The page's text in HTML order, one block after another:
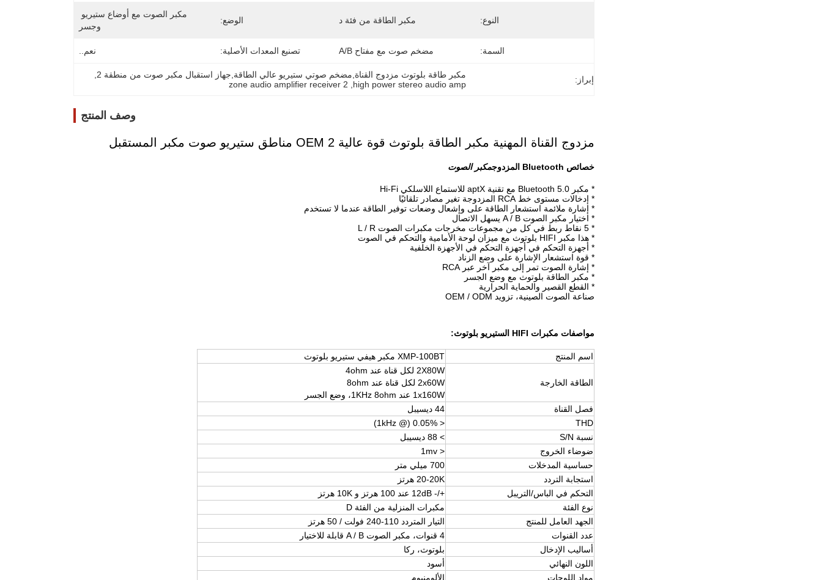
النوع: مكبر الطاقة من فئة د الوضع:
وجسر
السمة: مضخم صوت مع مفتاح A/B تصنيع المعدات الأصلية: نعم..
إبراز: مكبر طاقة بلوتوث مزدوج القناة,مضخم صوتي ستيريو عالي الطاقة,جهاز استقبال مكبر صوت من منطقة 2
high power stereo audio amp
2 zone audio amplifier receiver
وصف المنتج
مزدوج القناة المهنية مكبر الطاقة بلوتوث قوة عالية OEM 2 مناطق ستيريو صوت مكبر المستقبل
خصائص Bluetooth المزدوج مكبر الصوت
* مكبر Bluetooth 5.0 مع تقنية aptX للاستماع اللاسلكي Hi-Fi
* إدخالات مستوى خط RCA المزدوجة تغير مصادر تلقائيًا
* إشارة ملائمة استشعار الطاقة على وإشعال وضعات توفير الطاقة عندما لا تستخدم
* اختيار مكبر الصوت A / B يسهل الاتصال
* 5 نقاط ربط في كل من مجموعات مخرجات مكبرات الصوت L / R
* هذا مكبر HIFI بلوتوث مع ميزان لوحة الأمامية والتحكم في الصوت
* أجهزة التحكم في أجهزة التحكم في الأجهزة الخلفية
* قوة استشعار الإشارة على وضع الزناد
* إشارة الصوت تمر إلى مكبر آخر عبر RCA
* مكبر الطاقة بلوتوث مع وضع الجسر
* القطع القصير والحماية الحرارية
صناعة الصوت الصينية، تزويد OEM / ODM
مواصفات مكبرات HIFI الستيريو بلوتوث:
اسم المنتج XMP-100BT مكبر هيفي ستيريو بلوتوث
الطاقة الخارجة
2X80W لكل قناة عند 4ohm
2x60W لكل قناة عند 8ohm
1x160W عند 1KHz 8ohm، وضع الجسر
فصل القناة
44 ديسيبل
THD
< 0.05% (@ 1kHz)
نسبة S/N
> 88 ديسيبل
ضوضاء الخروج
< 1mv
حساسية المدخلات
700 ميلي متر
استجابة التردد
20-20K هرتز
التحكم في الباس/التريبل
+/- 12dB عند 100 هرتز و 10K هرتز
نوع الفئة
مكبرات المنزلية من الفئة D
الجهد العامل للمنتج
التيار المتردد 110-240 فولت / 50 هرتز
عدد القنوات
4 قنوات، مكبر الصوت A / B قابلة للاختيار
أساليب الإدخال
بلوتوث، ركا
اللون النهائي
أسود
مواد اللوحات
الألومنيوم